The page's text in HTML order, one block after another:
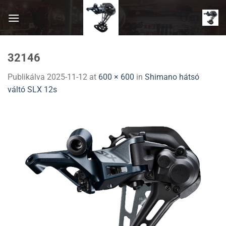
32146
Publikálva 2025-11-12 at 600 × 600 in Shimano hátsó
váltó SLX 12s